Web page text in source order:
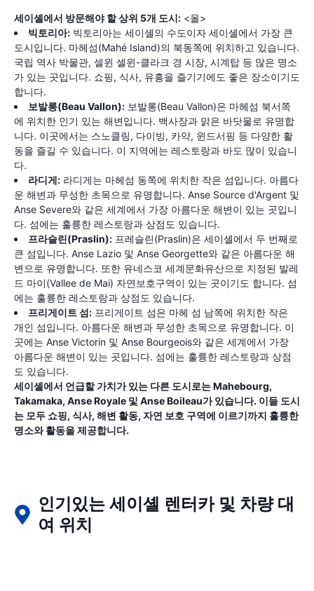
세이셸에서 방문해야 할 상위 5개 도시: <올>
빅토리아: 빅토리아는 세이셸의 수도이자 세이셸에서 가장 큰
도시입니다. 마헤섬(Mahé Island)의 북동쪽에 위치하고 있습니다.
국립 역사 박물관, 셀윈 셀윈-클라크 경 시장, 시계탑 등 많은 명소
가 있는 곳입니다. 쇼핑, 식사, 유흥을 즐기기에도 좋은 장소이기도
합니다.
보발롱(Beau Vallon): 보발롱(Beau Vallon)은 마헤섬 북서쪽
에 위치한 인기 있는 해변입니다. 백사장과 맑은 바닷물로 유명합
니다. 이곳에서는 스노클링, 다이빙, 카약, 윈드서핑 등 다양한 활
동을 즐길 수 있습니다. 이 지역에는 레스토랑과 바도 많이 있습니
다.
라디게: 라디게는 마헤섬 동쪽에 위치한 작은 섬입니다. 아름다
운 해변과 무성한 초목으로 유명합니다. Anse Source d'Argent 및
Anse Severe와 같은 세계에서 가장 아름다운 해변이 있는 곳입니
다. 섬에는 훌륭한 레스토랑과 상점도 있습니다.
프라슬린(Praslin): 프레슬린(Praslin)은 세이셸에서 두 번째로
큰 섬입니다. Anse Lazio 및 Anse Georgette와 같은 아름다운 해
변으로 유명합니다. 또한 유네스코 세계문화유산으로 지정된 발레
드 마이(Vallee de Mai) 자연보호구역이 있는 곳이기도 합니다. 섬
에는 훌륭한 레스토랑과 상점도 있습니다.
프리게이트 섬: 프리게이트 섬은 마헤 섬 남쪽에 위치한 작은
개인 섬입니다. 아름다운 해변과 무성한 초목으로 유명합니다. 이
곳에는 Anse Victorin 및 Anse Bourgeois와 같은 세계에서 가장
아름다운 해변이 있는 곳입니다. 섬에는 훌륭한 레스토랑과 상점
도 있습니다.
세이셸에서 언급할 가치가 있는 다른 도시로는 Mahebourg,
Takamaka, Anse Royale 및 Anse Boileau가 있습니다. 이들 도시
는 모두 쇼핑, 식사, 해변 활동, 자연 보호 구역에 이르기까지 훌륭한
명소와 활동을 제공합니다.
인기있는 세이셸 렌터카 및 차량 대
여 위치